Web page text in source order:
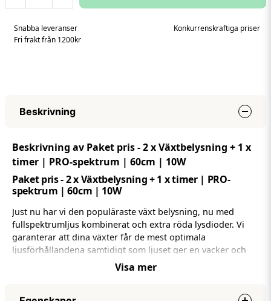
Snabba leveranser
Konkurrenskraftiga priser
Fri frakt från 1200kr
Beskrivning
Beskrivning av Paket pris - 2 x Växtbelysning + 1 x
timer | PRO-spektrum | 60cm | 10W
Paket pris - 2 x Växtbelysning + 1 x timer | PRO-
spektrum | 60cm | 10W
Just nu har vi den populäraste växt belysning, nu med
fullspektrumljus kombinerat och extra röda lysdioder. Vi
garanterar att dina växter får de mest optimala
ljusförhållandena samtidigt som ljuset ger en vacker och
Visa mer